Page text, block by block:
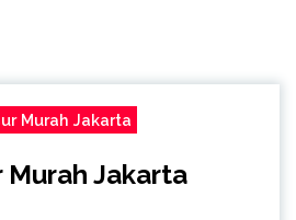
Murah Jakarta
Jakarta